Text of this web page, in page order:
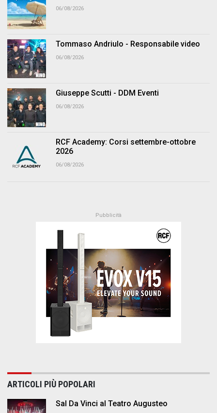
06/08/2026
Tommaso Andriulo - Responsabile video
06/08/2026
Giuseppe Scutti - DDM Eventi
06/08/2026
RCF Academy: Corsi settembre-ottobre
2026
06/08/2026
ARTICOLI PIÙ POPOLARI
Sal Da Vinci al Teatro Augusteo